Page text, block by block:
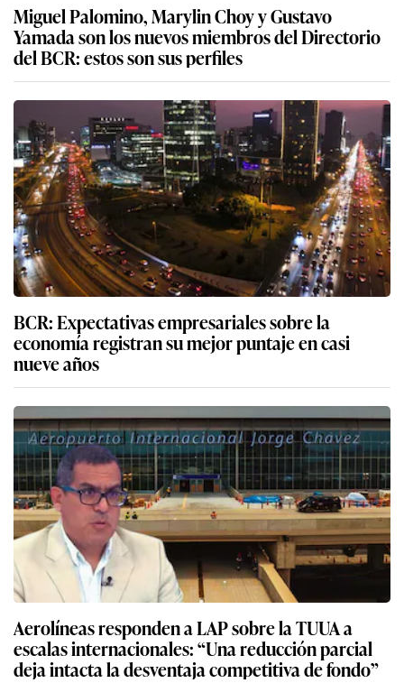
Miguel Palomino, Marylin Choy y Gustavo
Yamada son los nuevos miembros del Directorio
del BCR: estos son sus perfiles
BCR: Expectativas empresariales sobre la
economía registran su mejor puntaje en casi
nueve años
Aerolíneas responden a LAP sobre la TUUA a
escalas internacionales: “Una reducción parcial
deja intacta la desventaja competitiva de fondo”